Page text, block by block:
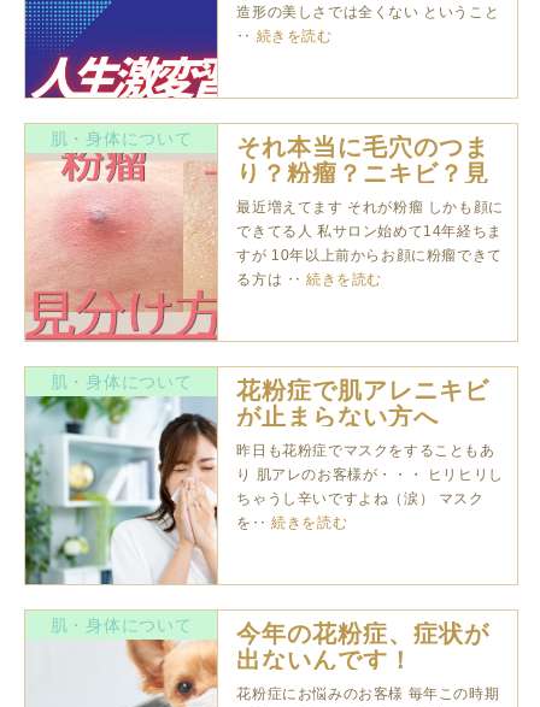
造形の美しさでは全くない ということ
‥ 続きを読む
肌・身体について
それ本当に毛穴のつま
り？粉瘤？ニキビ？見
分け方を教えます！
最近増えてます それが粉瘤 しかも顔に
できてる人 私サロン始めて14年経ちま
すが 10年以上前からお顔に粉瘤できて
る方は ‥続きを読む
肌・身体について
花粉症で肌アレニキビ
が止まらない方へ
昨日も花粉症でマスクをすることもあ
り 肌アレのお客様が・・・ ヒリヒリし
ちゃうし辛いですよね（涙） マスク
を‥続きを読む
肌・身体について
今年の花粉症、症状が
出ないんです！
花粉症にお悩みのお客様 毎年この時期